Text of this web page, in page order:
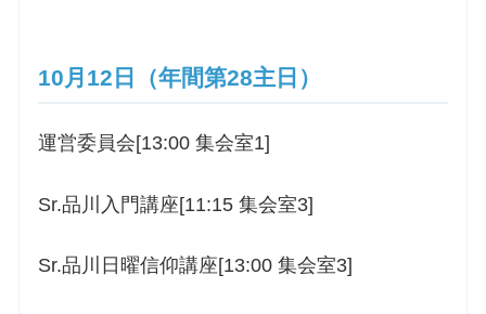
10月12日（年間第28主日）
運営委員会[13:00 集会室1]
Sr.品川入門講座[11:15 集会室3]
Sr.品川日曜信仰講座[13:00 集会室3]